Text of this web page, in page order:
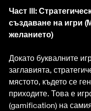
Част III:
създаване на игри
желанието)
Докато буквалните
заглавията,
мястото, където се
приходите. Това е
(gamification) на